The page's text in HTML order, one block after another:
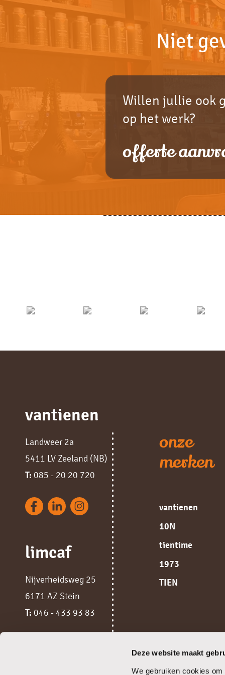
Deze website maakt
We gebruiken cookies
Niet
Willen jullie ook
op het werk?
offerte
vantienen
Landweer 2a
5411 LV Zeeland (NB)
T: 085 - 20 20 720
limcaf
Nijverheidsweg 25
6171 AZ Stein
T: 046 - 433 93 83
onze
merken
vantienen
10N
tientime
1973
TIEN